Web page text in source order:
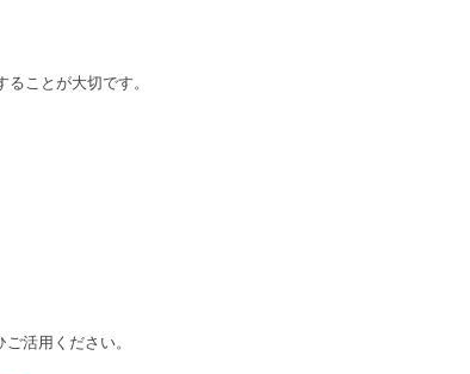
ことが大切です。
活用ください。